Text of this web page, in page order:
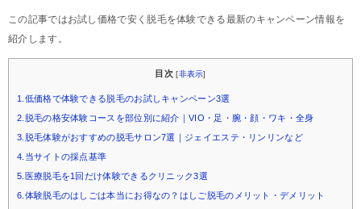
この記事ではお試し価格で安く脱毛を体験できる最新のキャンペーン情報を
紹介します。
目次 [非表示]
1.低価格で体験できる脱毛のお試しキャンペーン3選
2.脱毛の格安体験コースを部位別に紹介｜VIO・足・腕・顔・ワキ・全身
3.脱毛体験がおすすめの脱毛サロン7選｜ジェイエステ・リンリンなど
4.当サイトの採点基準
5.医療脱毛を1回だけ体験できるクリニック3選
6.体験脱毛のはしごは本当にお得なの？はしご脱毛のメリット・デメリット